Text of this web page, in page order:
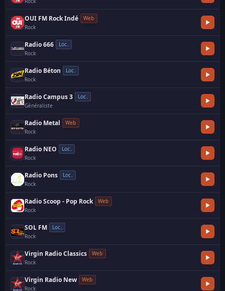
OUI FM Rock Indé
Web
Rock·
Radio 666
Loc.
Rock·
Radio Béton
Loc.
Rock·
Radio Campus 3
Loc.
Généraliste·
Radio Metal
Web
Rock·
Radio NEO
Loc.
Rock·
Radio Pons
Loc.
Rock·
Radio Scoop - Pop Rock
Web
Rock
SOL FM
Loc.
Rock·
Virgin Radio Classics
Web
Rock·
Virgin Radio New
Web
Rock·